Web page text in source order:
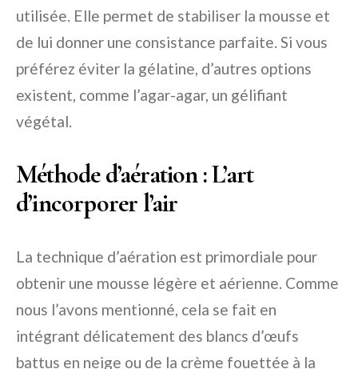
utilisée. Elle permet de stabiliser la mousse et
de lui donner une consistance parfaite. Si vous
préférez éviter la gélatine, d’autres options
existent, comme l’agar-agar, un gélifiant
végétal.
Méthode d’aération : L’art
d’incorporer l’air
La technique d’aération est primordiale pour
obtenir une mousse légère et aérienne. Comme
nous l’avons mentionné, cela se fait en
intégrant délicatement des blancs d’œufs
battus en neige ou de la crème fouettée à la